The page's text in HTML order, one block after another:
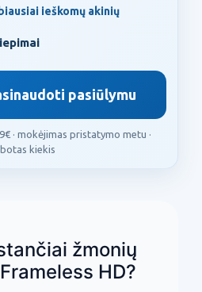
ieškomų akinių
pasiūlymu
· mokėjimas pristatymo metu ·
kiekis
žmonių
HD?